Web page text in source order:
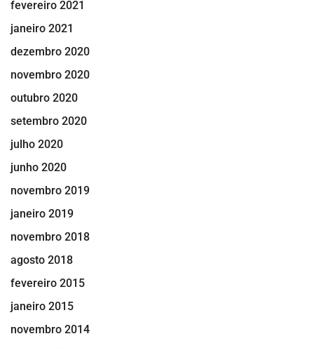
fevereiro 2021
janeiro 2021
dezembro 2020
novembro 2020
outubro 2020
setembro 2020
julho 2020
junho 2020
novembro 2019
janeiro 2019
novembro 2018
agosto 2018
fevereiro 2015
janeiro 2015
novembro 2014